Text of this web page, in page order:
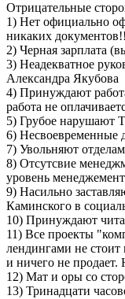
Отрицательные
1) Нет официально
никаких
2) Черная зарплата
3) Неадекватное
Александра Якубова
4) Принуждают
работа не
5) Грубое нарушают
6) Несвоевременные
7) Увольняют
8) Отсутсвие
уровень
9) Насильно
Каминского в
10) Принуждают
11) Все проекты
лендингами не
и ничего не продает.
12) Мат и оры со
13) Тринадцати